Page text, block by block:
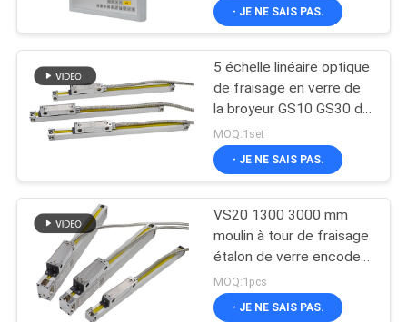
PRIVACY
POLICYSystème de lecture
de Digital
16
Lecture de position
de Digital
- JE NE SAIS PAS.
5 échelle linéaire optique
de fraisage en verre de
la broyeur GS10 GS30 de
tour de commande
numérique par ordinateur
de micron
MOQ:1set
- JE NE SAIS PAS.
VS20 1300 3000 mm
moulin à tour de fraisage
étalon de verre encodeur
linéaire DRO
MOQ:1pcs
- JE NE SAIS PAS.